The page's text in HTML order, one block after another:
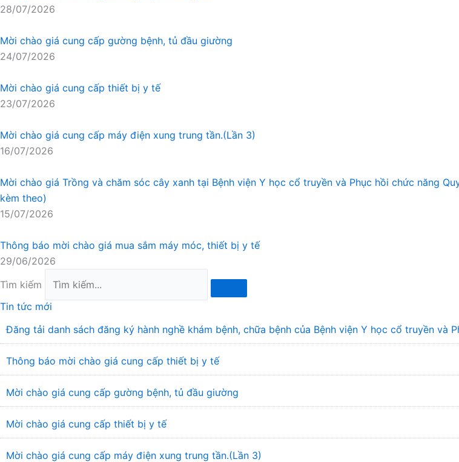
28/07/2026
Mời chào giá cung cấp gường bệnh, tủ đầu giường
24/07/2026
Mời chào giá cung cấp thiết bị y tế
23/07/2026
Mời chào giá cung cấp máy điện xung trung tần.(Lần 3)
16/07/2026
Mời chào giá Trồng và chăm sóc cây xanh tại Bệnh viện Y học cổ truyền và Phục hồi chức năng
kèm theo)
15/07/2026
Thông báo mời chào giá mua sắm máy móc, thiết bị y tế
29/06/2026
Tìm kiếm
Tin tức mới
Đăng tải danh sách đăng ký hành nghề khám bệnh, chữa bệnh của Bệnh viện Y học cổ truyền và
Thông báo mời chào giá cung cấp thiết bị y tế
Mời chào giá cung cấp gường bệnh, tủ đầu giường
Mời chào giá cung cấp thiết bị y tế
Mời chào giá cung cấp máy điện xung trung tần.(Lần 3)